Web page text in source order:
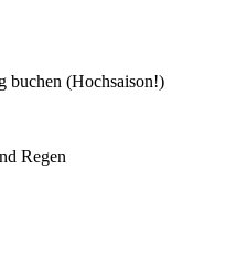
buchen (Hochsaison!)
Regen